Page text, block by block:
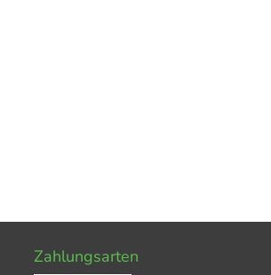
Zahlungsarten